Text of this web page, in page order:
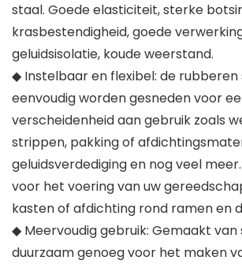
staal. Goede elasticiteit, sterke
krasbestendigheid, goede
geluidsisolatie, koude weerstand.
◆ Instelbaar en flexibel: de
eenvoudig worden gesneden voor
verscheidenheid aan gebruik zoals
strippen, pakking of
geluidsverdediging en nog veel
voor het voering van uw
kasten of afdichting rond ramen en
◆ Meervoudig gebruik: Gemaakt
duurzaam genoeg voor het maken